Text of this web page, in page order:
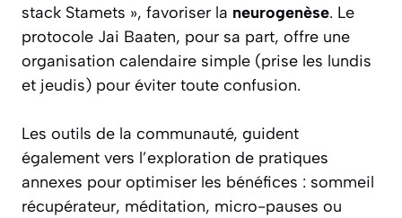
stack Stamets », favoriser la neurogenèse. Le
protocole Jai Baaten, pour sa part, offre une
organisation calendaire simple (prise les lundis
et jeudis) pour éviter toute confusion.
Les outils de la communauté, guident
également vers l’exploration de pratiques
annexes pour optimiser les bénéfices : sommeil
récupérateur, méditation, micro-pauses ou